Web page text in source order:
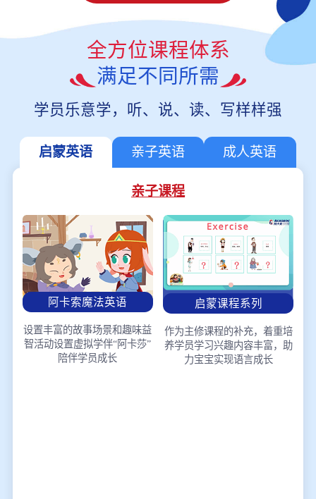
全方位课程体系
满足不同所需
学员乐意学，听、说、读、写样样强
启蒙英语 亲子英语 成人英语
亲子课程
阿卡索魔法英语
设置丰富的故事场景和趣味益
智活动设置虚拟学伴“阿卡莎”
陪伴学员成长
启蒙课程系列
作为主修课程的补充，着重培
养学员学习兴趣内容丰富，助
力宝宝实现语言成长